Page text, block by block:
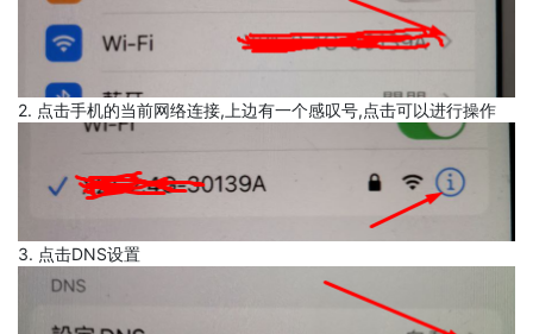
2. 点击手机的当前网络连接,上边有一个感叹号,点击可以进行操作
3. 点击DNS设置